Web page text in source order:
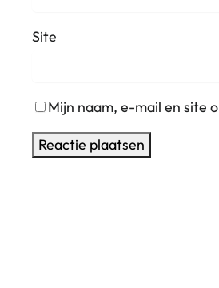
Site
Mijn naam, e-mail en site